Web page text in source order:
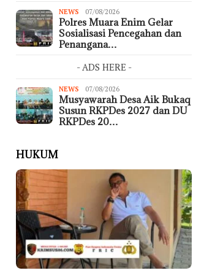
NEWS 07/08/2026
Polres Muara Enim Gelar
Sosialisasi Pencegahan dan
Penangana…
- ADS HERE -
NEWS 07/08/2026
Musyawarah Desa Aik Bukaq
Susun RKPDes 2027 dan DU
RKPDes 20…
HUKUM